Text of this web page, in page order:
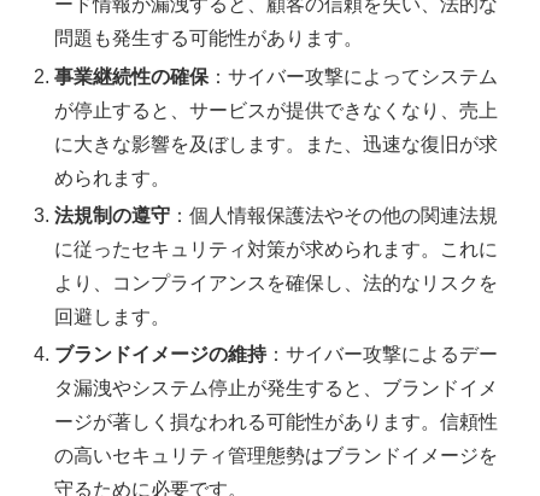
ード情報が漏洩すると、顧客の信頼を失い、法的な
問題も発生する可能性があります。
事業継続性の確保 ：サイバー攻撃によってシステム
が停止すると、サービスが提供できなくなり、売上
に大きな影響を及ぼします。また、迅速な復旧が求
められます。
法規制の遵守 ：個人情報保護法やその他の関連法規
に従ったセキュリティ対策が求められます。これに
より、コンプライアンスを確保し、法的なリスクを
回避します。
ブランドイメージの維持：サイバー攻撃によるデー
タ漏洩やシステム停止が発生すると、ブランドイメ
ージが著しく損なわれる可能性があります。信頼性
の高いセキュリティ管理態勢はブランドイメージを
守るために必要です。